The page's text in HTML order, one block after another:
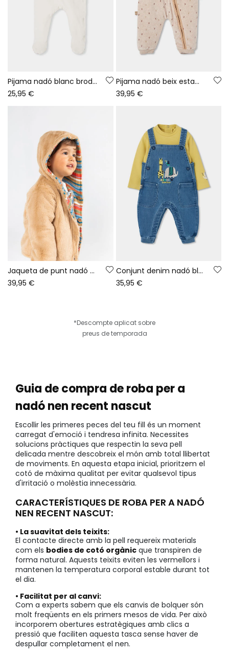
Pijama nadó blanc brodat d\'ós
25,95 €
Pijama nadó beix estampat amb caputxa
39,95 €
Jaqueta de punt nadó marró reversible a ratlles
39,95 €
Conjunt denim nadó blau brodat d\'animals
35,95 €
*Descompte aplicat sobre
preus de temporada
Guia de compra de roba per a
nadó nen recent nascut
Escollir les primeres peces del teu fill és un moment
carregat d'emoció i tendresa infinita. Necessites
solucions pràctiques que respectin la seva pell
delicada mentre descobreix el món amb total llibertat
de moviments. En aquesta etapa inicial, prioritzem el
cotó de màxima qualitat per evitar qualsevol tipus
d'irritació o molèstia innecessària.
CARACTERÍSTIQUES DE ROBA PER A NADÓ
NEN RECENT NASCUT:
• La suavitat dels teixits:
El contacte directe amb la pell requereix materials
com els bodies de cotó orgànic que transpiren de
forma natural. Aquests teixits eviten les vermellors i
mantenen la temperatura corporal estable durant tot
el dia.
• Facilitat per al canvi:
Com a experts sabem que els canvis de bolquer són
molt freqüents en els primers mesos de vida. Per això
incorporem obertures estratègiques amb clics a
pressió que faciliten aquesta tasca sense haver de
despullar completament el nen.